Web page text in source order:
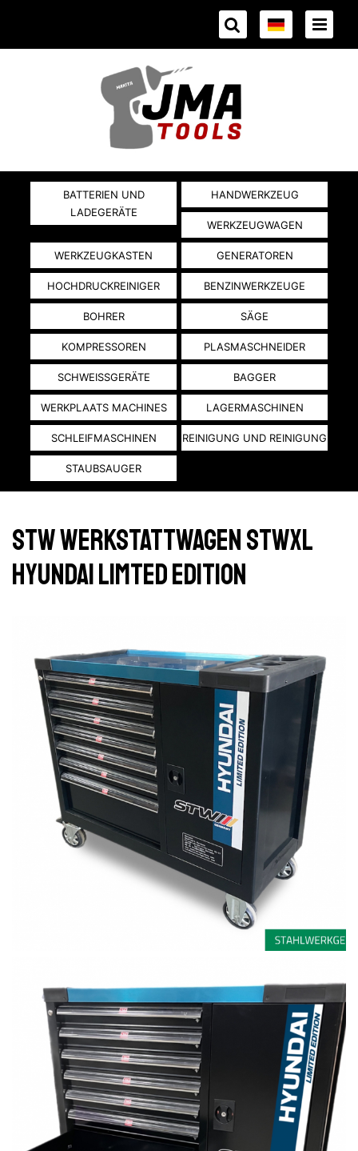
BATTERIEN UND
LADEGERÄTE
HANDWERKZEUG
WERKZEUGWAGEN
WERKZEUGKASTEN GENERATOREN
HOCHDRUCKREINIGER BENZINWERKZEUGE
BOHRER SÄGE
KOMPRESSOREN PLASMASCHNEIDER
SCHWEISSGERÄTE BAGGER
WERKPLAATS MACHINES LAGERMASCHINEN
SCHLEIFMASCHINEN REINIGUNG UND REINIGUNG
STAUBSAUGER
STW WERKSTATTWAGEN STWXL
HYUNDAI LIMTED EDITION